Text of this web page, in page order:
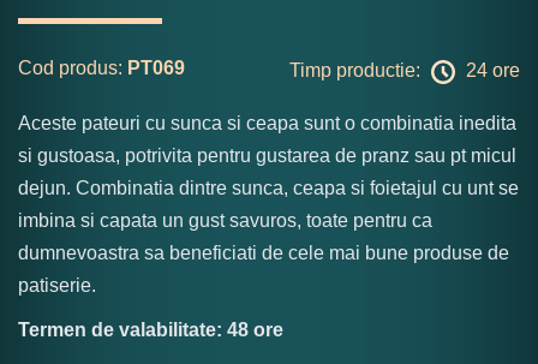
Cod produs: PT069 Timp productie: 24 ore
Aceste pateuri cu sunca si ceapa sunt o combinatia inedita
si gustoasa, potrivita pentru gustarea de pranz sau pt micul
dejun. Combinatia dintre sunca, ceapa si foietajul cu unt se
imbina si capata un gust savuros, toate pentru ca
dumnevoastra sa beneficiati de cele mai bune produse de
patiserie.
Termen de valabilitate: 48 ore